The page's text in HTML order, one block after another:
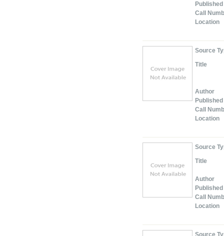
Published
Call
Location
Source
Title
Author
Published
Call
Location
Source
Title
Author
Published
Call
Location
Source